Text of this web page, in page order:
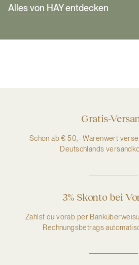
Alles von HAY entdecken
Gratis-
Schon ab € 50,- Warenwert
Deutschlands
3% Skonto bei
Zahlst du vorab per
Rechnungsbetrags